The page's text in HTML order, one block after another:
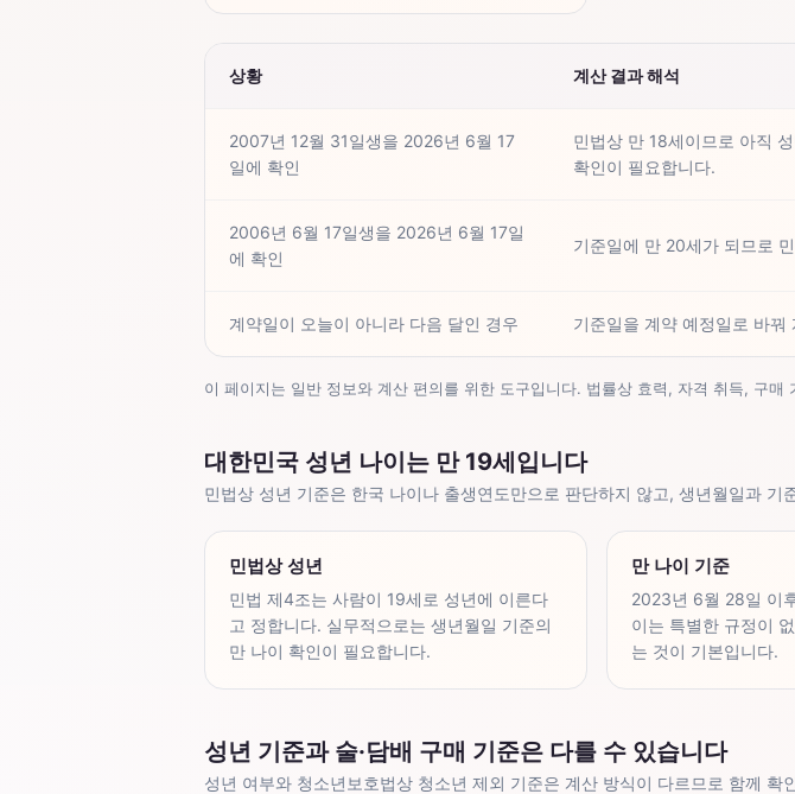
상황 계산 결과 해석
2007년 12월 31일생을 2026년 6월 17
일에 확인
민법상 만 18세이므로 아직
확인이 필요합니다.
2006년 6월 17일생을 2026년 6월 17일
에 확인
기준일에 만 20세가 되므로
계약일이 오늘이 아니라 다음 달인 경우 기준일을 계약 예정일로 바
이 페이지는 일반 정보와 계산 편의를 위한 도구입니다. 법률상 효력, 자격 취득, 구매
대한민국 성년 나이는 만 19세입니다
민법상 성년 기준은 한국 나이나 출생연도만으로 판단하지 않고, 생년월일과 기
민법상 성년
민법 제4조는 사람이 19세로 성년에 이른다
고 정합니다. 실무적으로는 생년월일 기준의
만 나이 확인이 필요합니다.
만 나이 기준
2023년 6월 28일 이
이는 특별한 규정이
는 것이 기본입니다.
성년 기준과 술·담배 구매 기준은 다를 수 있습니다
성년 여부와 청소년보호법상 청소년 제외 기준은 계산 방식이 다르므로 함께 확